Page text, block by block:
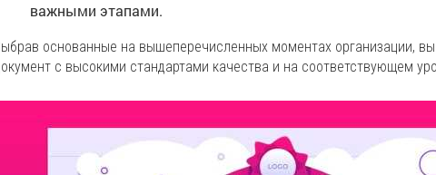
важными этапами.
основанные на вышеперечисленных моментах организации,
с высокими стандартами качества и на соответствующем